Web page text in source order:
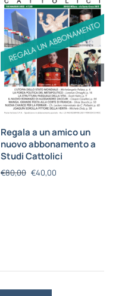
Regala a un amico un
nuovo abbonamento a
Studi Cattolici
€80,00 €40,00